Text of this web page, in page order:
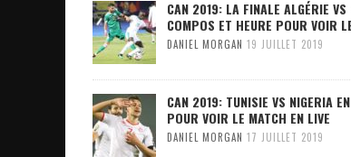
CAN 2019: LA FINALE ALGÉRIE
COMPOS ET HEURE POUR VOIR
DANIEL MORGAN 19 JUILLET 2019
CAN 2019: TUNISIE VS NIGERIA
POUR VOIR LE MATCH EN LIVE
DANIEL MORGAN 17 JUILLET 2019